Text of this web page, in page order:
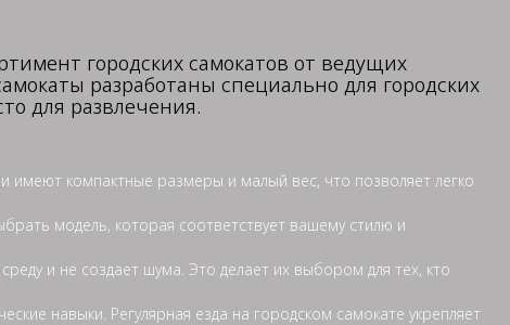
городских самокатов от ведущих
разработаны специально для городских
для развлечения.
имеют компактные размеры и малый вес, что позволяет легко
модель, которая соответствует вашему стилю и
и не создает шума. Это делает их выбором для тех, кто
навыки. Регулярная езда на городском самокате укрепляет